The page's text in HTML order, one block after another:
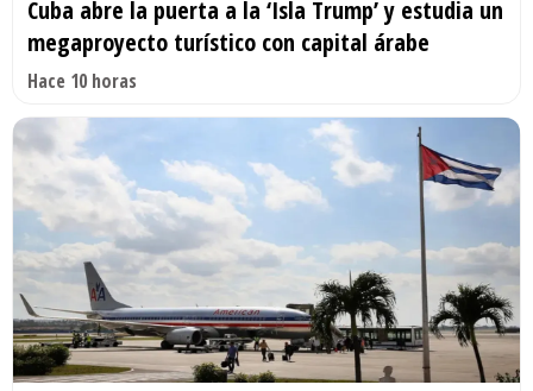
Cuba abre la puerta a la ‘Isla Trump’ y estudia un
megaproyecto turístico con capital árabe
Hace 10 horas